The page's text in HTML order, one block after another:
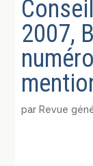
2007,
par Revue